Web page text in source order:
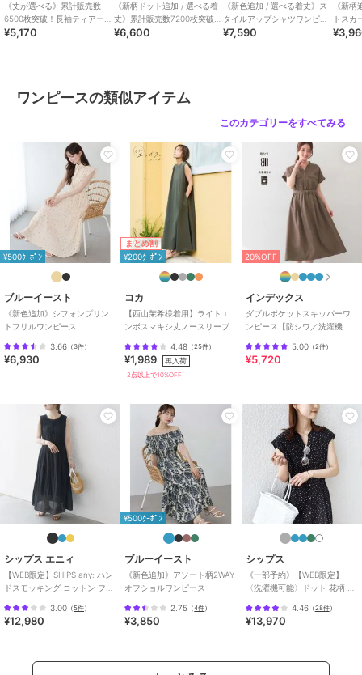
モデル身長：167cm
【プリント】ポリエステル100%
触るとひんやりする接触冷感素材
肌に触れた瞬間のひんやり感が心地良い接触冷感機能で暑い季節にも
ピッタリです。
(生地品質検査において接触冷感性評価の合格地0.100(W/cm2)以上を
取得しています。)
＜RENEWAL＞
・プリント生地もシワが気になりにくいポリエステル素材に変更しま
した。
＜プリント＞アソート柄のプリントがされたポリエステル素材
※プリントは裁断位置によって個体差があります。
※ライトカラーは透ける可能性がございますので、同系色のぺチコー
厚さ：薄手
透け感：淡色は若干あり
伸縮性：なし
裏地：なし
ファスナー：なし
ポケット：なし
＜価格改定のお知らせ＞
2026/1/14より各種原材料の高騰により価格改定をさせていただきま
す。
ご了承くださいますよう、お願い申し上げます。
どが受け取ることができます。
《丈が選べる》累計販売数
6500枚突破！長袖ティアード
ワンピース
¥5,170
《新柄ドット追加 / 選べる着
丈》累計販売数7200枚突破！
カシュクールシャツワンピー
¥6,600
《新色追加 / 選べる着丈》ス
タイルアップシャツワンピー
ス
¥7,590
《新
トスカ
ワンピースの類似アイテム
このカテゴリーをすべてみる
¥500ｸｰﾎﾟﾝ
ブルーイースト
《新色追加》シフォンプリン
トフリルワンピース
3.66 （3件）
¥6,930
まとめ割
¥200ｸｰﾎﾟﾝ
コカ
【西山茉希様着用】ライトエ
ンボスマキシ丈ノースリーブ
にくい・速乾
4.48 （25件）
¥1,989 再入荷
2点以上で10%OFF
20%OFF
インデックス
ダブルポケットスキッパーワ
ンピース【防シワ／洗濯機
5.00（2件）
¥5,720
シップス エニィ
【WEB限定】SHIPS any: ハン
ドスモッキング コットン フレ
3.00 （5件）
¥12,980
¥500ｸｰﾎﾟﾝ
ブルーイースト
《新色追加》アソート柄2WAY
オフショルワンピース
2.75 （4件）
¥3,850
シップス
《一部予約》【WEB限定】
〈洗濯機可能〉ドット 花柄 サ
ブ ワンピース
4.46（28件）
¥13,970